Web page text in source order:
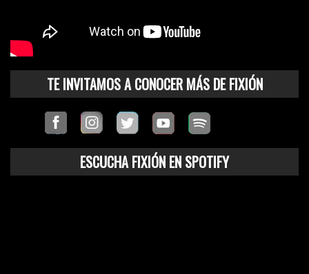
TE INVITAMOS A CONOCER MÁS DE FIXIÓN
ESCUCHA FIXIÓN EN SPOTIFY